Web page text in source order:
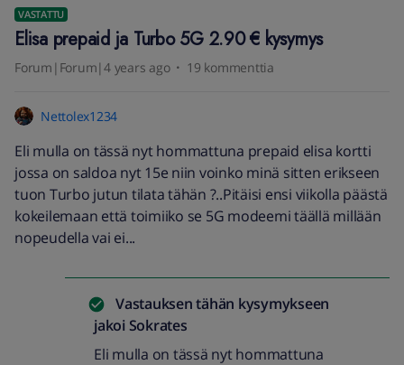
VASTATTU
Elisa prepaid ja Turbo 5G 2.90 € kysymys
Forum|Forum|4 years ago 19 kommenttia
Nettolex1234
Eli mulla on tässä nyt hommattuna prepaid elisa kortti
jossa on saldoa nyt 15e niin voinko minä sitten erikseen
tuon Turbo jutun tilata tähän ?..Pitäisi ensi viikolla päästä
kokeilemaan että toimiiko se 5G modeemi täällä millään
nopeudella vai ei...
Vastauksen tähän kysymykseen
jakoi Sokrates
Eli mulla on tässä nyt hommattuna